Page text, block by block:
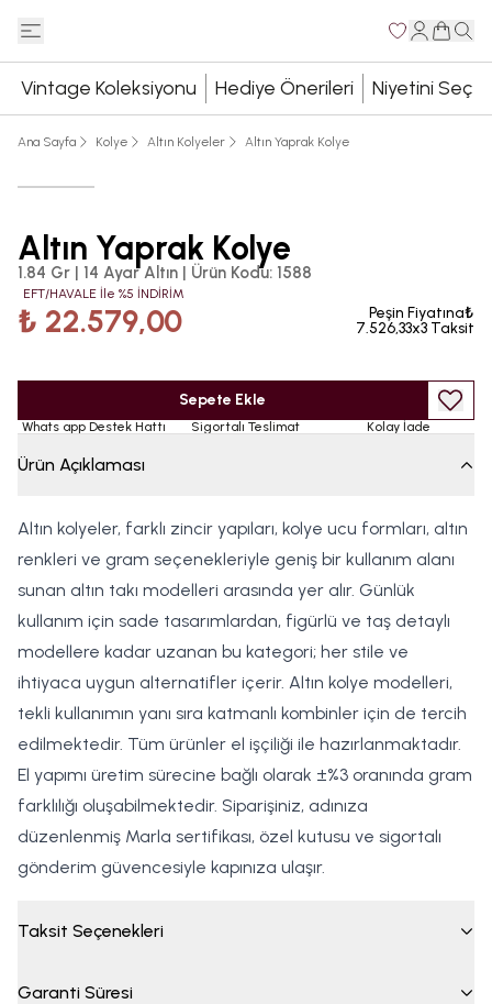
Vintage Koleksiyonu Hediye Önerileri Niyetini Seç
Ana Sayfa Kolye Altın Kolyeler Altın Yaprak Kolye
Altın Yaprak Kolye
1.84 Gr | 14 Ayar Altın | Ürün Kodu: 1588
EFT/HAVALE İle %5 İNDİRİM
₺ 22.579,00
Peşin Fiyatına₺
7.526,33x3 Taksit
Sepete Ekle
Whats app Destek Hattı Sigortalı Teslimat Kolay İade
Ürün Açıklaması
Altın kolyeler, farklı zincir yapıları, kolye ucu formları, altın
renkleri ve gram seçenekleriyle geniş bir kullanım alanı
sunan altın takı modelleri arasında yer alır. Günlük
kullanım için sade tasarımlardan, figürlü ve taş detaylı
modellere kadar uzanan bu kategori; her stile ve
ihtiyaca uygun alternatifler içerir. Altın kolye modelleri,
tekli kullanımın yanı sıra katmanlı kombinler için de tercih
edilmektedir. Tüm ürünler el işçiliği ile hazırlanmaktadır.
El yapımı üretim sürecine bağlı olarak ±%3 oranında gram
farklılığı oluşabilmektedir. Siparişiniz, adınıza
düzenlenmiş Marla sertifikası, özel kutusu ve sigortalı
gönderim güvencesiyle kapınıza ulaşır.
Taksit Seçenekleri
Garanti Süresi